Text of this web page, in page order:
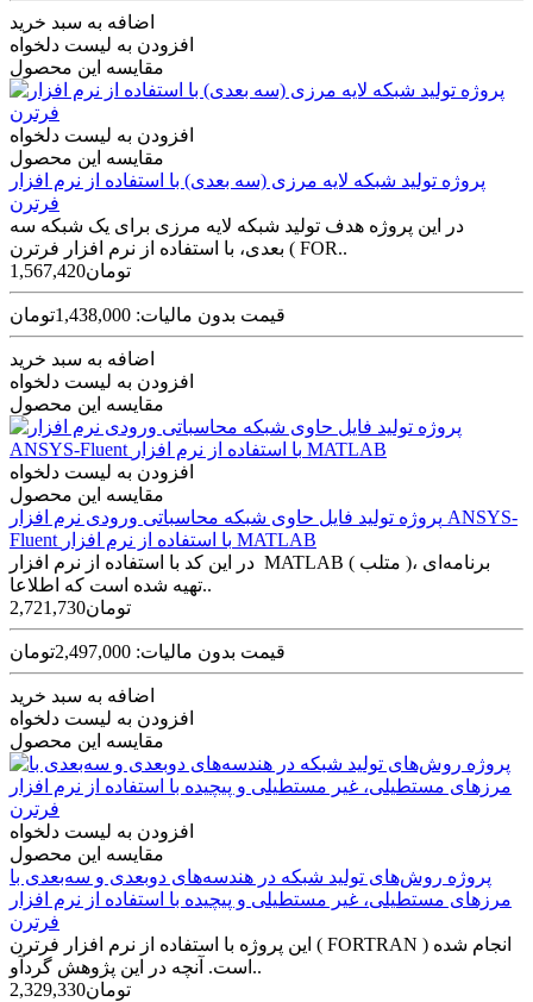
اضافه به سبد خرید
افزودن به لیست دلخواه
مقایسه این محصول
افزودن به لیست دلخواه
مقایسه این محصول
پروژه تولید شبکه لایه مرزی (سه بعدی) با استفاده از نرم افزار
فرترن
در این پروژه هدف تولید شبکه لایه مرزی برای یک شبکه سه
بعدی، با استفاده از نرم افزار فرترن ( FOR..
1,567,420تومان
قیمت بدون مالیات: 1,438,000تومان
اضافه به سبد خرید
افزودن به لیست دلخواه
مقایسه این محصول
افزودن به لیست دلخواه
مقایسه این محصول
پروژه تولید فایل حاوی شبکه محاسباتی ورودی نرم افزار ANSYS-
Fluent با استفاده از نرم افزار MATLAB
در این کد با استفاده از نرم افزار MATLAB ( متلب )، برنامه‌­ای
تهیه شده است که اطلاعا..
2,721,730تومان
قیمت بدون مالیات: 2,497,000تومان
اضافه به سبد خرید
افزودن به لیست دلخواه
مقایسه این محصول
افزودن به لیست دلخواه
مقایسه این محصول
پروژه روش‌های تولید شبکه در هندسه‌های دوبعدی و سه‌بعدی با
مرز‌های مستطیلی، غیر مستطیلی و پیچیده با استفاده از نرم افزار
فرترن
این پروژه با استفاده از نرم افزار فرترن ( FORTRAN ) انجام شده
است. آنچه در این پژوهش گردآو..
2,329,330تومان